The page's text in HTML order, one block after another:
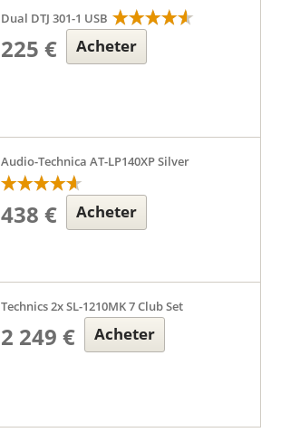
Dual DTJ 301-1 USB
225 € Acheter
Audio-Technica AT-LP140XP Silver
438 € Acheter
Technics 2x SL-1210MK 7 Club Set
2 249 € Acheter